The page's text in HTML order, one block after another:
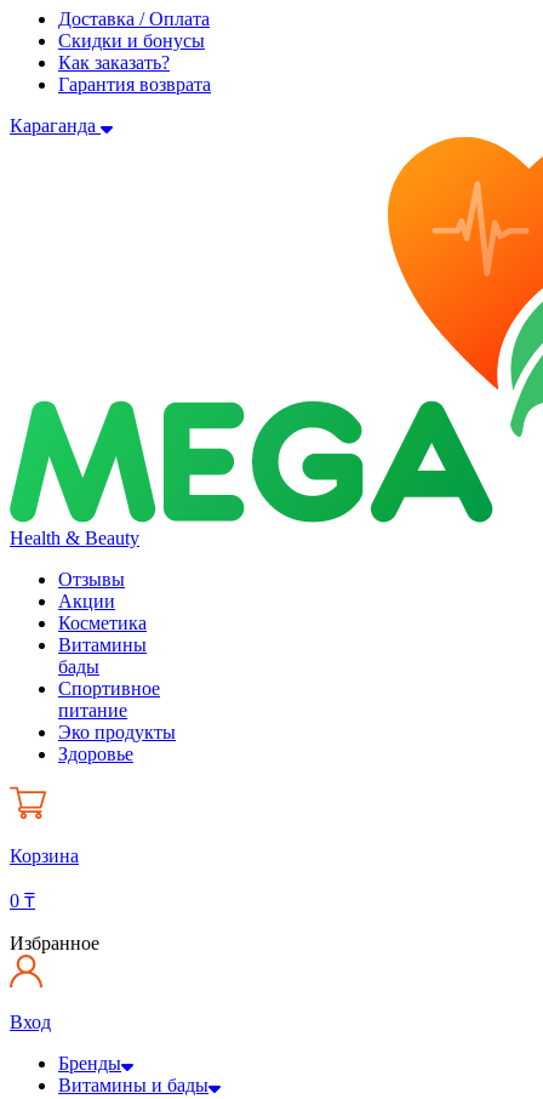
Доставка / Оплата
Скидки и бонусы
Как заказать?
Гарантия возврата
Караганда
Health & Beauty
Отзывы
Акции
Косметика
Витамины
бады
Спортивное
питание
Эко продукты
Здоровье
Корзина
0 ₸
Избранное
Вход
Бренды
Витамины и бады